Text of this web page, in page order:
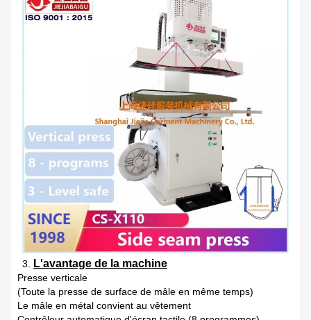
3. L'avantage de la machine
Presse verticale
(Toute la presse de surface de mâle en même temps)
Le mâle en métal convient au vêtement